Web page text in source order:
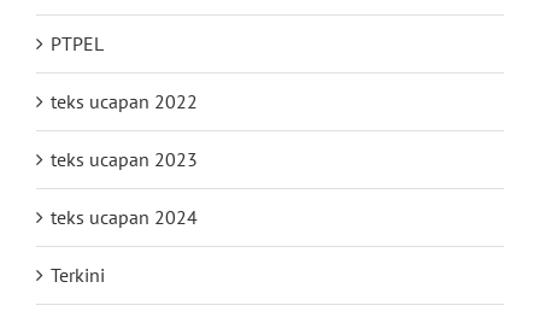
PTPEL
teks ucapan 2022
teks ucapan 2023
teks ucapan 2024
Terkini